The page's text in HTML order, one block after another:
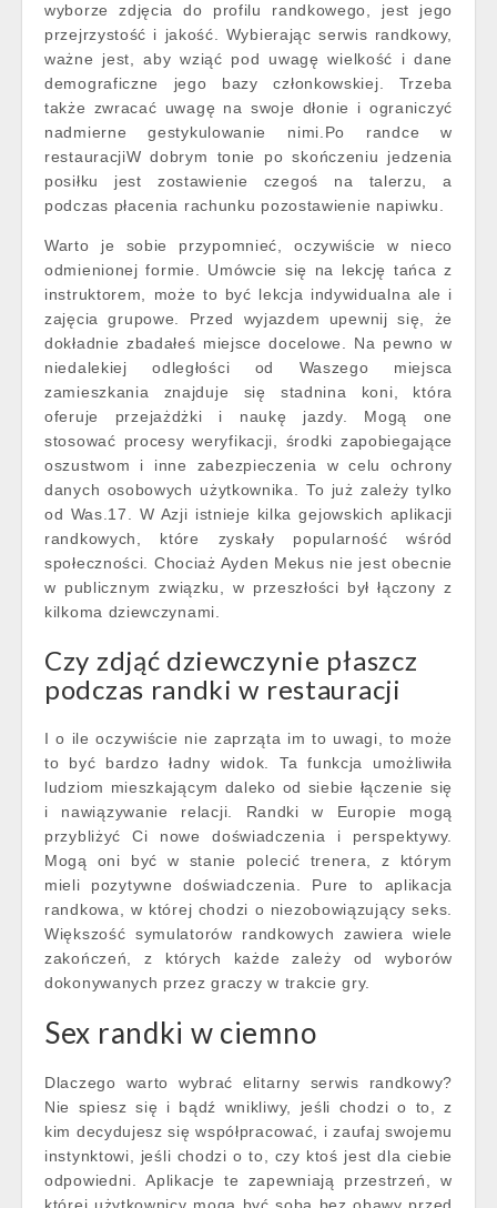
wyborze zdjęcia do profilu randkowego, jest jego
przejrzystość i jakość. Wybierając serwis randkowy,
ważne jest, aby wziąć pod uwagę wielkość i dane
demograficzne jego bazy członkowskiej. Trzeba
także zwracać uwagę na swoje dłonie i ograniczyć
nadmierne gestykulowanie nimi.Po randce w
restauracjiW dobrym tonie po skończeniu jedzenia
posiłku jest zostawienie czegoś na talerzu, a
podczas płacenia rachunku pozostawienie napiwku.
Warto je sobie przypomnieć, oczywiście w nieco
odmienionej formie. Umówcie się na lekcję tańca z
instruktorem, może to być lekcja indywidualna ale i
zajęcia grupowe. Przed wyjazdem upewnij się, że
dokładnie zbadałeś miejsce docelowe. Na pewno w
niedalekiej odległości od Waszego miejsca
zamieszkania znajduje się stadnina koni, która
oferuje przejażdżki i naukę jazdy. Mogą one
stosować procesy weryfikacji, środki zapobiegające
oszustwom i inne zabezpieczenia w celu ochrony
danych osobowych użytkownika. To już zależy tylko
od Was.17. W Azji istnieje kilka gejowskich aplikacji
randkowych, które zyskały popularność wśród
społeczności. Chociaż Ayden Mekus nie jest obecnie
w publicznym związku, w przeszłości był łączony z
kilkoma dziewczynami.
Czy zdjąć dziewczynie płaszcz
podczas randki w restauracji
I o ile oczywiście nie zaprząta im to uwagi, to może
to być bardzo ładny widok. Ta funkcja umożliwiła
ludziom mieszkającym daleko od siebie łączenie się
i nawiązywanie relacji. Randki w Europie mogą
przybliżyć Ci nowe doświadczenia i perspektywy.
Mogą oni być w stanie polecić trenera, z którym
mieli pozytywne doświadczenia. Pure to aplikacja
randkowa, w której chodzi o niezobowiązujący seks.
Większość symulatorów randkowych zawiera wiele
zakończeń, z których każde zależy od wyborów
dokonywanych przez graczy w trakcie gry.
Sex randki w ciemno
Dlaczego warto wybrać elitarny serwis randkowy?
Nie spiesz się i bądź wnikliwy, jeśli chodzi o to, z
kim decydujesz się współpracować, i zaufaj swojemu
instynktowi, jeśli chodzi o to, czy ktoś jest dla ciebie
odpowiedni. Aplikacje te zapewniają przestrzeń, w